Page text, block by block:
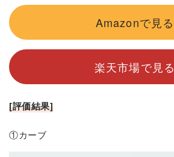
Amazonで見る
楽天市場で見る
[評価結果]
①カーブ